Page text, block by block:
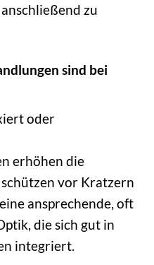
zu
sind bei
oder
erhöhen die
vor Kratzern
ansprechende, oft
die sich gut in
integriert.